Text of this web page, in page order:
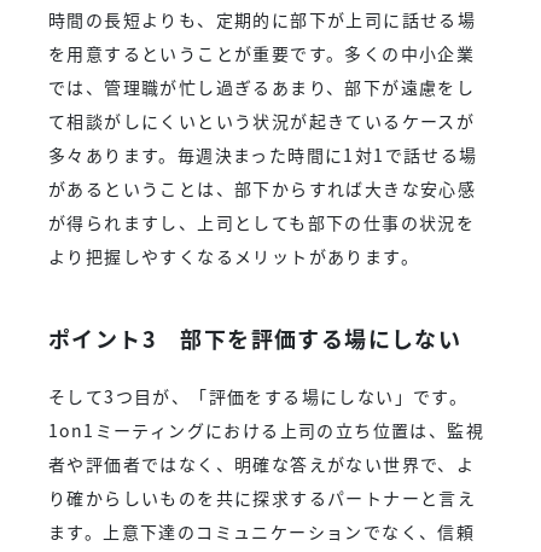
時間の長短よりも、定期的に部下が上司に話せる場
を用意するということが重要です。多くの中小企業
では、管理職が忙し過ぎるあまり、部下が遠慮をし
て相談がしにくいという状況が起きているケースが
多々あります。毎週決まった時間に1対1で話せる場
があるということは、部下からすれば大きな安心感
が得られますし、上司としても部下の仕事の状況を
より把握しやすくなるメリットがあります。
ポイント3 部下を評価する場にしない
そして3つ目が、「評価をする場にしない」です。
1on1ミーティングにおける上司の立ち位置は、監視
者や評価者ではなく、明確な答えがない世界で、よ
り確からしいものを共に探求するパートナーと言え
ます。上意下達のコミュニケーションでなく、信頼